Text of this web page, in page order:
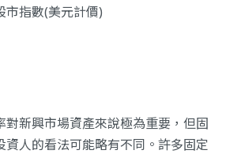
市指數(美元計價)
對新興市場資產來說極為重要，但固
資人的看法可能略有不同。許多固定